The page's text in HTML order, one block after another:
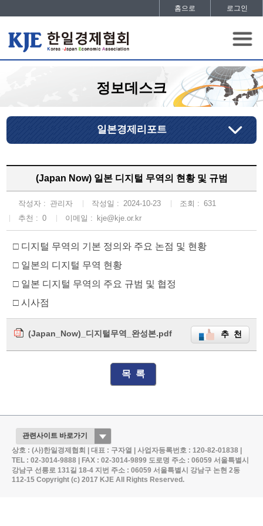
홈으로 로그인
정보데스크
일본경제리포트
(Japan Now) 일본 디지털 무역의 현황 및 규범
작성자 : 관리자 작성일 : 2024-10-23 조회 : 631
추천 : 0 이메일 : kje@kje.or.kr
□ 디지털 무역의 기본 정의와 주요 논점 및 현황
□ 일본의 디지털 무역 현황
□ 일본 디지털 무역의 주요 규범 및 협정
□ 시사점
(Japan_Now)_디지털무역_완성본.pdf 추 천
목 록
상호 : (사)한일경제협회 | 대표 : 구자열 | 사업자등록번호 : 120-82-01838 |
TEL : 02-3014-9888 | FAX : 02-3014-9899도로명 주소 : 06059 서울특별시
강남구 선릉로 131길 18-4 지번 주소 : 06059 서울특별시 강남구 논현 2동
112-15Copyright (c) 2017 KJE All Rights Reserved.